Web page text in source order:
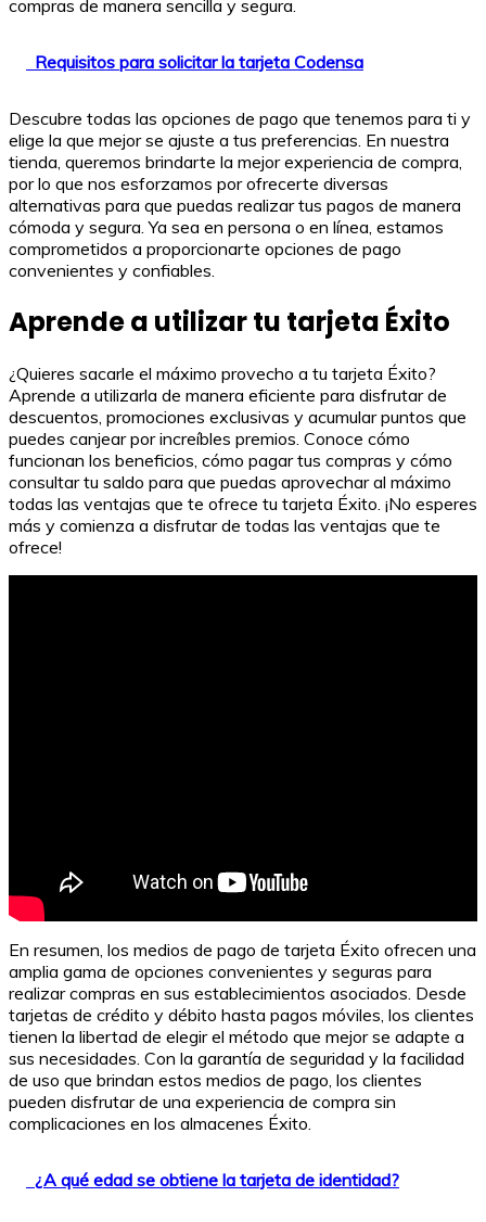
compras de manera sencilla y segura.
Requisitos para solicitar la tarjeta Codensa
Descubre todas las opciones de pago que tenemos para ti y
elige la que mejor se ajuste a tus preferencias. En nuestra
tienda, queremos brindarte la mejor experiencia de compra,
por lo que nos esforzamos por ofrecerte diversas
alternativas para que puedas realizar tus pagos de manera
cómoda y segura. Ya sea en persona o en línea, estamos
comprometidos a proporcionarte opciones de pago
convenientes y confiables.
Aprende a utilizar tu tarjeta Éxito
¿Quieres sacarle el máximo provecho a tu tarjeta Éxito?
Aprende a utilizarla de manera eficiente para disfrutar de
descuentos, promociones exclusivas y acumular puntos que
puedes canjear por increíbles premios. Conoce cómo
funcionan los beneficios, cómo pagar tus compras y cómo
consultar tu saldo para que puedas aprovechar al máximo
todas las ventajas que te ofrece tu tarjeta Éxito. ¡No esperes
más y comienza a disfrutar de todas las ventajas que te
ofrece!
En resumen, los medios de pago de tarjeta Éxito ofrecen una
amplia gama de opciones convenientes y seguras para
realizar compras en sus establecimientos asociados. Desde
tarjetas de crédito y débito hasta pagos móviles, los clientes
tienen la libertad de elegir el método que mejor se adapte a
sus necesidades. Con la garantía de seguridad y la facilidad
de uso que brindan estos medios de pago, los clientes
pueden disfrutar de una experiencia de compra sin
complicaciones en los almacenes Éxito.
¿A qué edad se obtiene la tarjeta de identidad?